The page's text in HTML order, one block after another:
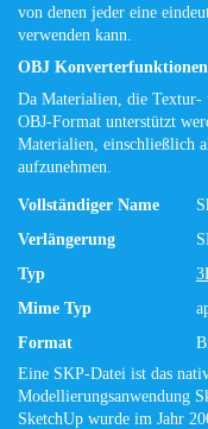
von denen jeder eine
verwenden kann.
OBJ Konverterfunktionen
Da Materialien, die Textur-
OBJ-Format unterstützt
Materialien, einschließlich
aufzunehmen.
Vollständiger Name
Verlängerung
Typ
Mime Typ
Format
Eine SKP-Datei ist das
Modellierungsanwendung
SketchUp wurde im Jahr